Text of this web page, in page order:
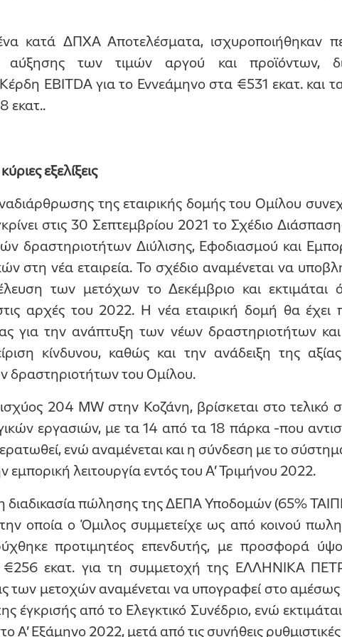
κατά ΔΠΧΑ Αποτελέσματα, ισχυροποιήθηκαν
αύξησης των τιμών αργού και προϊόντων,
EBITDA για το Εννεάμηνο στα €531 εκατ. και
εκατ..
εξελίξεις
της εταιρικής δομής του Ομίλου
στις 30 Σεπτεμβρίου 2021 το Σχέδιο
δραστηριοτήτων Διύλισης, Εφοδιασμού και
στη νέα εταιρεία. Το σχέδιο αναμένεται να
των μετόχων το Δεκέμβριο και εκτιμάται
αρχές του 2022. Η νέα εταιρική δομή θα
για την ανάπτυξη των νέων δραστηριοτήτων
κίνδυνου, καθώς και την ανάδειξη της
δραστηριοτήτων του Ομίλου.
204 MW στην Κοζάνη, βρίσκεται στο τελικό
εργασιών, με τα 14 από τα 18 πάρκα -που
ενώ αναμένεται και η σύνδεση με το
εμπορική λειτουργία εντός του Α’ Τριμήνου 2022.
διαδικασία πώλησης της ΔΕΠΑ Υποδομών (65%
οποία ο Όμιλος συμμετείχε ως από κοινού
προτιμητέος επενδυτής, με προσφορά
€256 εκατ. για τη συμμετοχή της ΕΛΛΗΝΙΚΑ
των μετοχών αναμένεται να υπογραφεί στο
έγκρισής από το Ελεγκτικό Συνέδριο, ενώ
Α’ Εξάμηνο 2022, μετά από τις συνήθεις ρυθμιστικές